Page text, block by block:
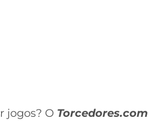
jogos? O Torcedores.com